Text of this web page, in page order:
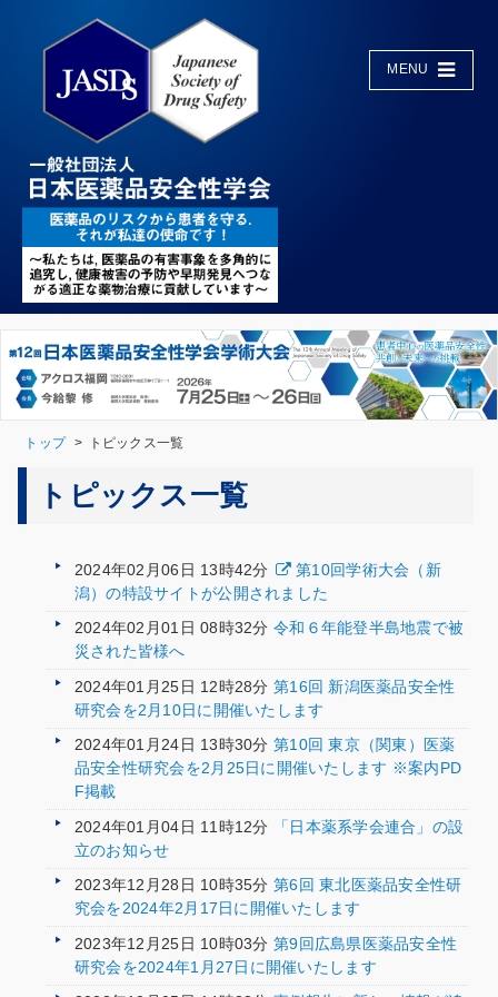
MENU
トップ トピックス一覧
トピックス一覧
2024年02月06日 13時42分
第10回学術大会（新
潟）の特設サイトが公開されました
2024年02月01日 08時32分 令和６年能登半島地震で被
災された皆様へ
2024年01月25日 12時28分 第16回 新潟医薬品安全性
研究会を2月10日に開催いたします
2024年01月24日 13時30分 第10回 東京（関東）医薬
品安全性研究会を2月25日に開催いたします ※案内PD
F掲載
2024年01月04日 11時12分
「日本薬系学会連合」の設
立のお知らせ
2023年12月28日 10時35分 第6回 東北医薬品安全性研
究会を2024年2月17日に開催いたします
2023年12月25日 10時03分 第9回広島県医薬品安全性
研究会を2024年1月27日に開催いたします